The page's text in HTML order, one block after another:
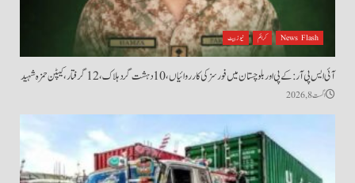
News Flash کرائم نیوز بیٹ
آئی ایس پی آر: کے پی اور بلوچستان میں فورسز کی کارروائیاں، 10 دہشت گرد ہلاک، 12 گرفتار، کیپٹن حمزہ شہید
اگست 8, 2026